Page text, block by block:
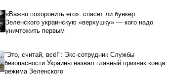
«Важно похоронить его»: спасет ли бункер
Зеленского украинскую «верхушку» — кого надо
уничтожить первым
"Это, считай, всё!": Экс-сотрудник Службы
безопасности Украины назвал главный признак конца
режима Зеленского